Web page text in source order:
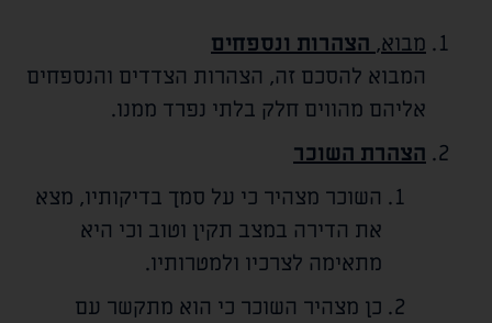
מבוא, הצהרות ונספחים
המבוא להסכם זה, הצהרות הצדדים והנספחים
אליהם מהווים חלק בלתי נפרד ממנו.
הצהרת השוכר
השוכר מצהיר כי על סמך בדיקותיו, מצא
את הדירה במצב תקין וטוב וכי היא
מתאימה לצרכיו ולמטרותיו.
כן מצהיר השוכר כי הוא מתקשר עם